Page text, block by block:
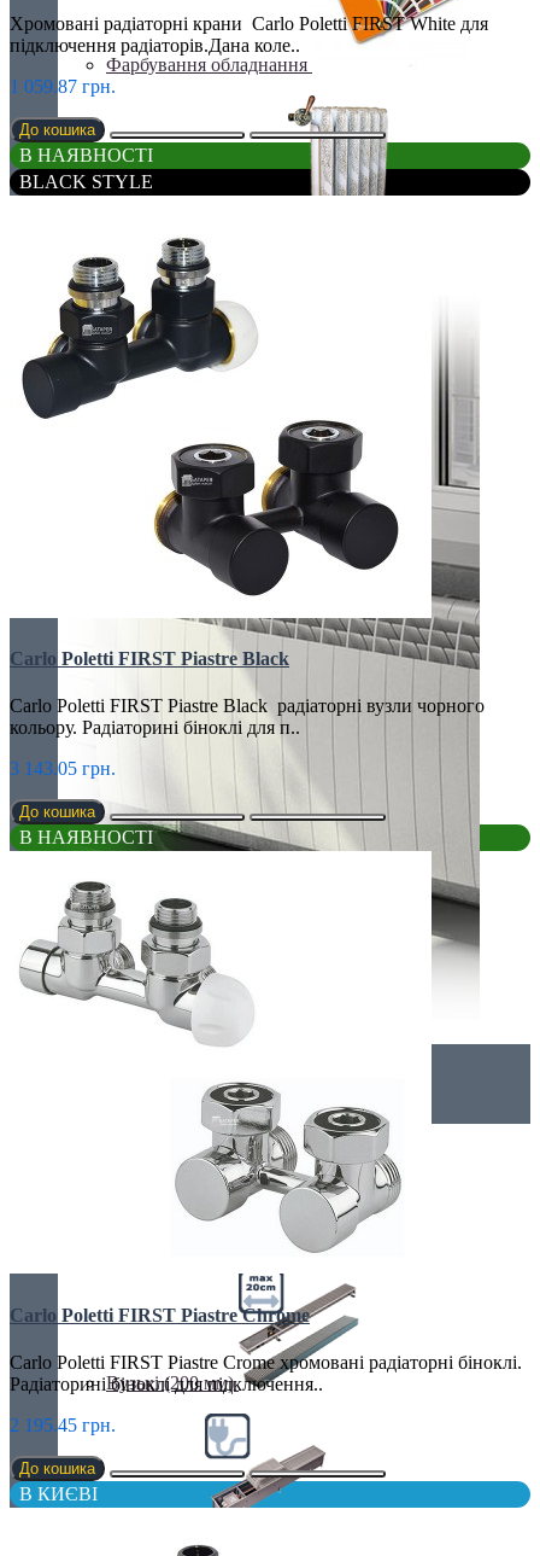
Фарбування обладнання
Чавунні радіатори
Внутрішньопідлогові
Вузькі (200 мм)
Хромовані радіаторні крани Carlo Poletti FIRST White для
підключення радіаторів.Дана коле..
1 059.87 грн.
До кошика
В НАЯВНОСТІ
BLACK STYLE
Carlo Poletti FIRST Piastre Black
Carlo Poletti FIRST Piastre Black радіаторні вузли чорного
кольору. Радіаторині біноклі для п..
3 143.05 грн.
До кошика
В НАЯВНОСТІ
Carlo Poletti FIRST Piastre Chrome
Carlo Poletti FIRST Piastre Crome хромовані радіаторні біноклі.
Радіаторині біноклі для підключення..
2 195.45 грн.
До кошика
В КИЄВІ